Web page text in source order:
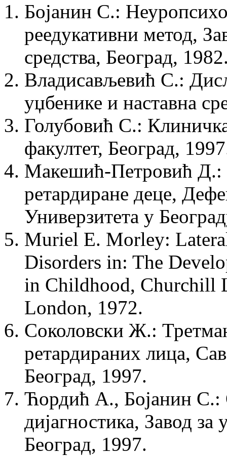
Бојанин С.:
реедукативни метод,
средства, Београд,
Владисављевић С.:
уџбенике и наставна
Голубовић С.:
факултет, Београд,
Макешић-Петровић Д.:
ретардиране деце,
Универзитета у
Muriel E. Morley:
Disorders in: The
in Childhood, Churchill
London, 1972.
Соколовски Ж.:
ретардираних лица,
Београд, 1997.
Ћордић А., Бојанин
дијагностика, Завод за
Београд, 1997.